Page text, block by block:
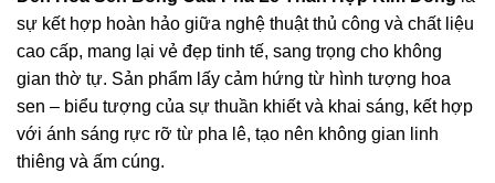
sự kết hợp hoàn hảo giữa nghệ thuật thủ công và chất liệu
cao cấp, mang lại vẻ đẹp tinh tế, sang trọng cho không
gian thờ tự. Sản phẩm lấy cảm hứng từ hình tượng hoa
sen – biểu tượng của sự thuần khiết và khai sáng, kết hợp
với ánh sáng rực rỡ từ pha lê, tạo nên không gian linh
thiêng và ấm cúng.